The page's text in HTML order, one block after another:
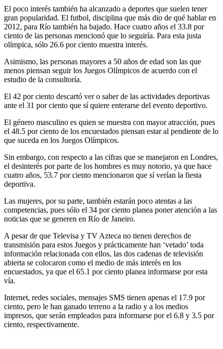
El poco interés también ha alcanzado a deportes que suelen tener
gran popularidad. El futbol, disciplina que más dio de qué hablar en
2012, para Río también ha bajado. Hace cuatro años el 33.8 por
ciento de las personas mencionó que lo seguiría. Para esta justa
olímpica, sólo 26.6 por ciento muestra interés.
Asimismo, las personas mayores a 50 años de edad son las que
menos piensan seguir los Juegos Olímpicos de acuerdo con el
estudio de la consultoría.
El 42 por ciento descartó ver o saber de las actividades deportivas
ante el 31 por ciento que sí quiere enterarse del evento deportivo.
El género masculino es quien se muestra con mayor atracción, pues
el 48.5 por ciento de los encuestados piensan estar al pendiente de lo
que suceda en los Juegos Olímpicos.
Sin embargo, con respecto a las cifras que se manejaron en Londres,
el desinterés por parte de los hombres es muy notorio, ya que hace
cuatro años, 53.7 por ciento mencionaron que sí verían la fiesta
deportiva.
Las mujeres, por su parte, también estarán poco atentas a las
competencias, pues sólo el 34 por ciento planea poner atención a las
noticias que se generen en Río de Janeiro.
A pesar de que Televisa y TV Azteca no tienen derechos de
transmisión para estos Juegos y prácticamente han ‘vetado’ toda
información relacionada con ellos, las dos cadenas de televisión
abierta se colocaron como el medio de más interés en los
encuestados, ya que el 65.1 por ciento planea informarse por esta
vía.
Internet, redes sociales, mensajes SMS tienen apenas el 17.9 por
ciento, pero le han ganado terreno a la radio y a los medios
impresos, que serán empleados para informarse por el 6.8 y 3.5 por
ciento, respectivamente.